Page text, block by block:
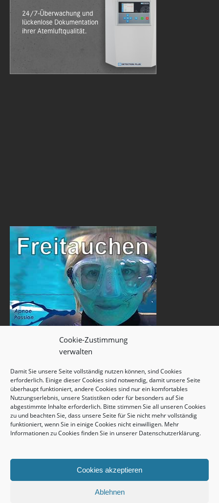
Cookie-Zustimmung
verwalten
Damit Sie unsere Seite vollständig nutzen können, sind Cookies
erforderlich. Einige dieser Cookies sind notwendig, damit unsere Seite
überhaupt funktioniert, andere Cookies sind nur ein komfortables
Nutzungserlebnis, unsere Statistiken oder für besonders auf Sie
abgestimmte Inhalte erforderlich. Bitte stimmen Sie all unseren Cookies
zu und beachten Sie, dass unsere Seite für Sie nicht mehr vollständig
funktioniert, wenn Sie in einige Cookies nicht einwilligen. Mehr
Informationen zu Cookies finden Sie in unserer Datenschutzerklärung.
Cookies akzeptieren
Ablehnen